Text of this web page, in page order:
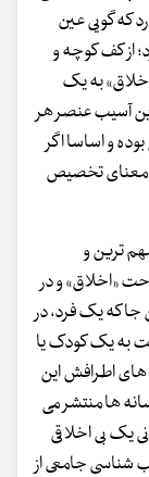
که گویی عین
از کف کوچه و
اخلاق» به یک
آسیب عنصر هر
و اساسا اگر
به معنای تخصیص
ترین و
«اخلاق» و در
جا که یک فرد، در
به یک کودک یا
های اطرافش این
ها منتشر می
یک بی اخلاقی
شناسی جامعی از